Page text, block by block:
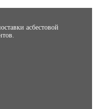
асбестовой